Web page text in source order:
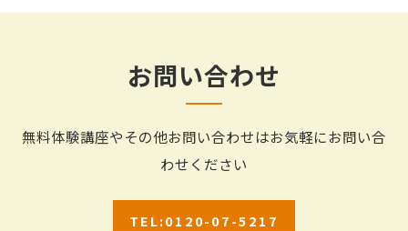
お問い合わせ
無料体験講座やその他お問い合わせはお気軽にお問い合
わせください
TEL:0120-07-5217